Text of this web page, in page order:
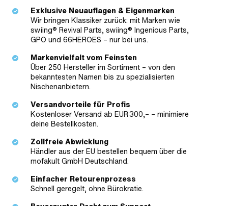
Exklusive Neuauflagen & Eigenmarken
Wir bringen Klassiker zurück: mit Marken wie
swiing® Revival Parts, swiing® Ingenious Parts,
GPO und 66HEROES – nur bei uns.
Markenvielfalt vom Feinsten
Über 250 Hersteller im Sortiment – von den
bekanntesten Namen bis zu spezialisierten
Nischenanbietern.
Versandvorteile für Profis
Kostenloser Versand ab EUR 300,– – minimiere
deine Bestellkosten.
Zollfreie Abwicklung
Händler aus der EU bestellen bequem über die
mofakult GmbH Deutschland.
Einfacher Retourenprozess
Schnell geregelt, ohne Bürokratie.